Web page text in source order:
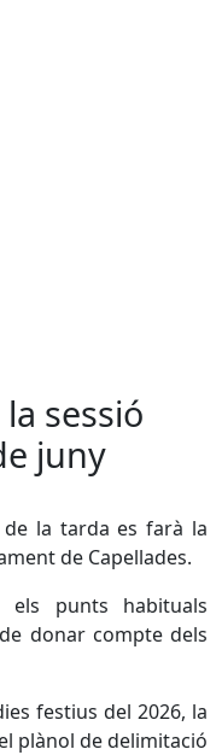
sessió
juny
la tarda es farà la
de Capellades.
els punts habituals
donar compte dels
festius del 2026, la
plànol de delimitació